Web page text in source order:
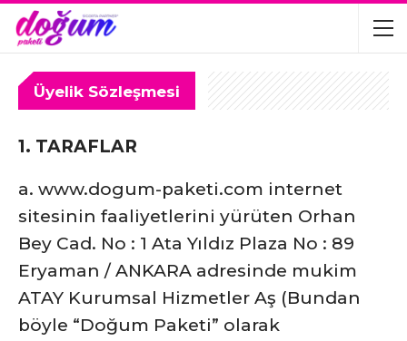
Üyelik Sözleşmesi
1. TARAFLAR
a. www.dogum-paketi.com internet
sitesinin faaliyetlerini yürüten Orhan
Bey Cad. No : 1 Ata Yıldız Plaza No : 89
Eryaman / ANKARA adresinde mukim
ATAY Kurumsal Hizmetler Aş (Bundan
böyle “Doğum Paketi” olarak